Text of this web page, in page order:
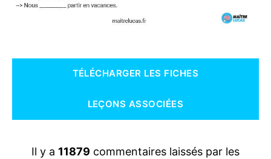
TÉLÉCHARGER LES FICHES
LEÇONS ASSOCIÉES
Il y a 11879 commentaires laissés par les